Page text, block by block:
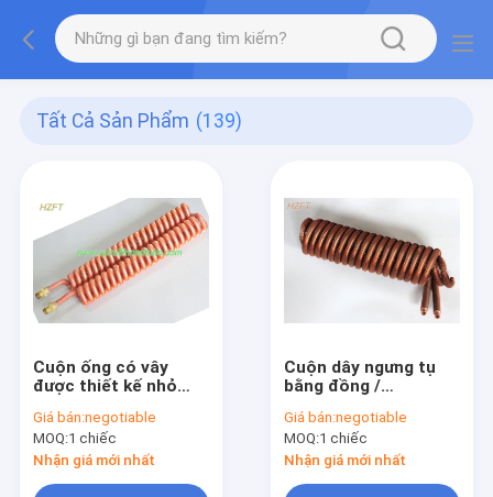
Tất Cả Sản Phẩm (139)
Cuộn ống có vây
được thiết kế nhỏ
dầu và Máy nước
nóng
Giá bán:negotiable
MOQ:1 chiếc
Nhận giá mới nhất
Cuộn dây ngưng tụ
bằng đồng /
làm thiết bị trao đổi
nhiệt trong ô tô và
máy móc
Giá bán:negotiable
MOQ:1 chiếc
Nhận giá mới nhất